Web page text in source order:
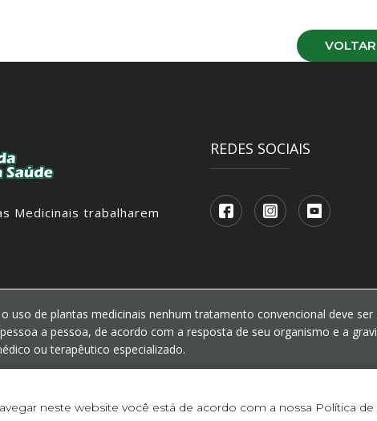
VOLTAR
Medicinais trabalharem
REDES SOCIAIS
uso de plantas medicinais nenhum tratamento convencional deve
a pessoa, de acordo com a resposta de seu organismo e a
ou terapêutico especializado.
neste website você está de acordo com a nossa Política